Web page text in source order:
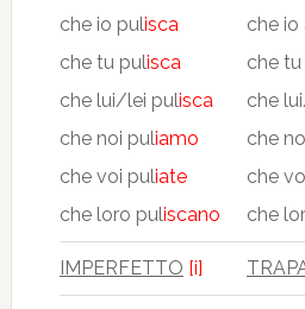
che io pulisca
che tu pulisca
che lui/lei pulisca
che noi puliamo
che voi puliate
che loro puliscano
che io
che
che
che
che
che
IMPERFETTO [i]